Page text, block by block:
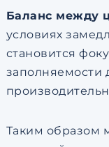
Баланс между
условиях
становится
заполняемости
Таким образом